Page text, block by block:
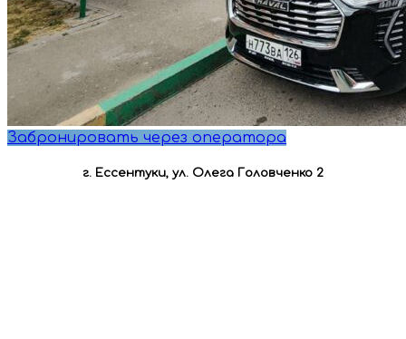
Забронировать через оператора
г. Ессентуки, ул. Олега Головченко 2